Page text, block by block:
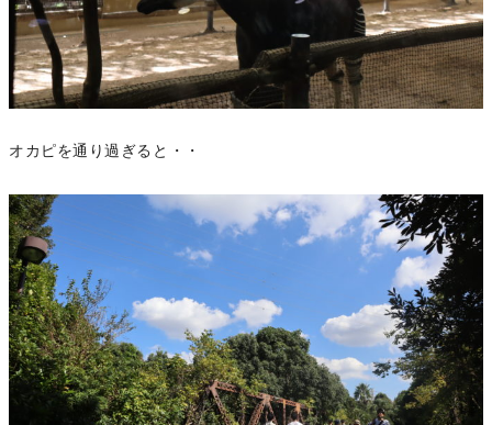
オカピを通り過ぎると・・